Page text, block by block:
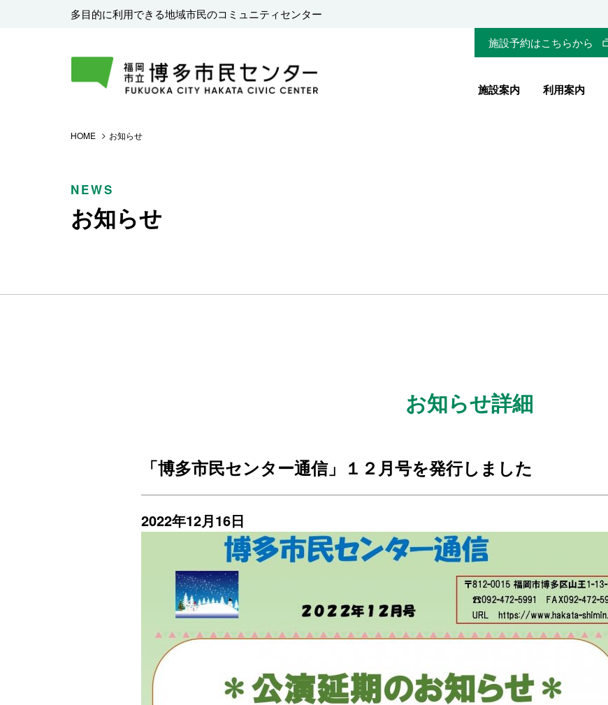
多目的に利用できる地域市民のコミュニティセンター
施設予約はこちらから
施設案内 利用案内
HOME お知らせ
NEWS
お知らせ
お知らせ詳細
「博多市民センター通信」１２月号を発行しました
2022年12月16日